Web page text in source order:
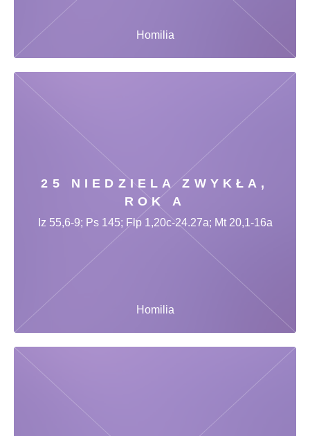
Homilia
25 NIEDZIELA ZWYKŁA,
ROK A
Homilia
Iz 55,6-9; Ps 145; Flp 1,20c-24.27a; Mt 20,1-16a